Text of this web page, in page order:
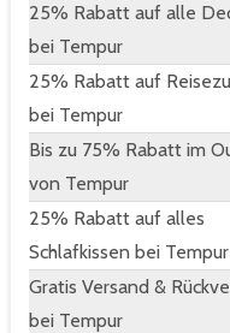
25% Rabatt auf alle
bei Tempur
25% Rabatt auf
bei Tempur
Bis zu 75% Rabatt im
von Tempur
25% Rabatt auf alles
Schlafkissen bei Tempur
Gratis Versand &
bei Tempur